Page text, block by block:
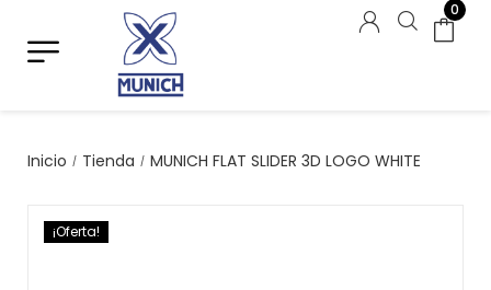
0
Inicio / Tienda / MUNICH FLAT SLIDER 3D LOGO WHITE
¡Oferta!